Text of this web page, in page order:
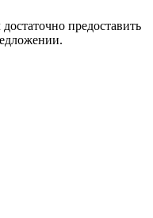
предоставить